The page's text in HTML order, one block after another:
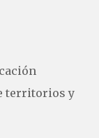
territorios y